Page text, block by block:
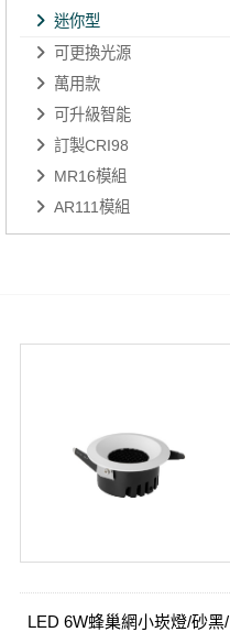
迷你型
可更換光源
萬用款
可升級智能
訂製CRI98
MR16模組
AR111模組
LED 6W蜂巢網小崁燈/砂黑/